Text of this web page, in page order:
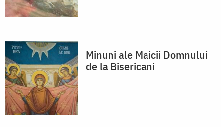
Minuni ale Maicii Domnului
de la Bisericani